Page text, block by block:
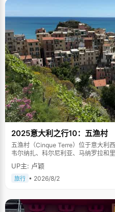
2025意大利之行10：五渔村
五渔村（Cinque Terre）位于意大利
韦尔纳扎、科尔尼利亚、马纳罗拉和
山傍海，房屋色彩斑斓，1997年被列
UP主: 卢颖
旅行 • 2026/8/2